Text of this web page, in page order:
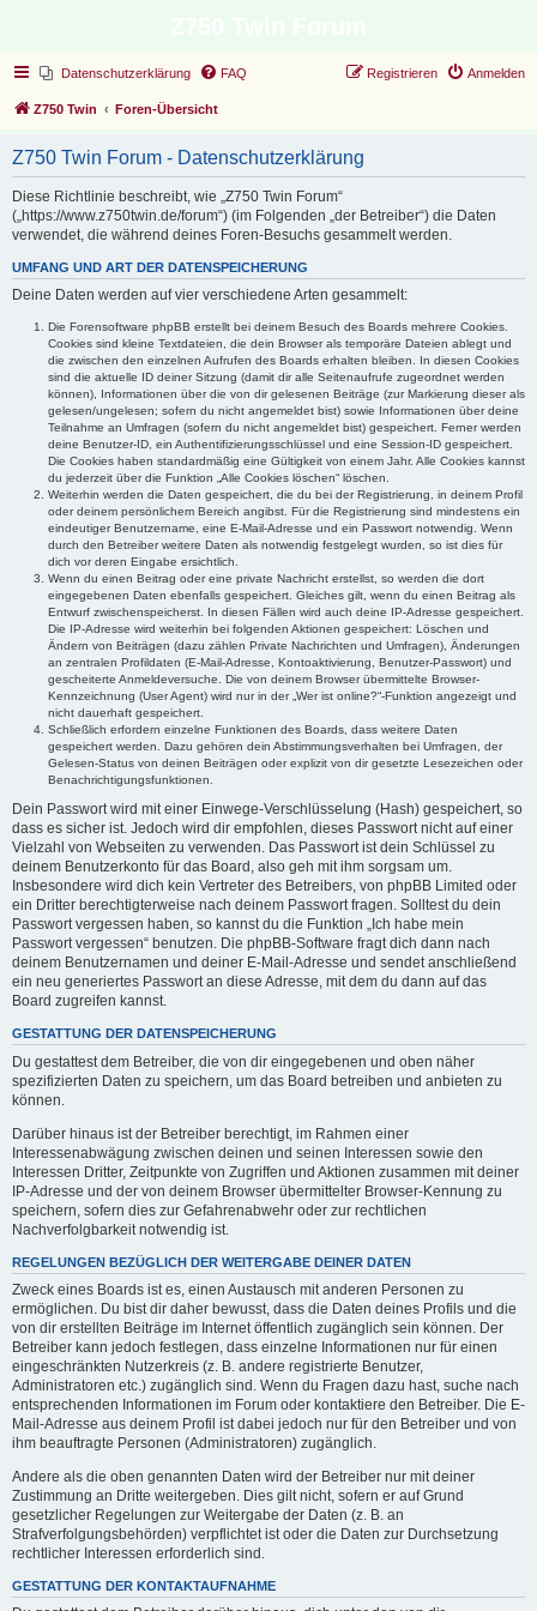
Datenschutzerklärung FAQ Anmelden
Registrieren
Z750 Twin Foren-Übersicht
Z750 Twin Forum - Datenschutzerklärung
Diese Richtlinie beschreibt, wie „Z750 Twin Forum“
(„https://www.z750twin.de/forum“) (im Folgenden „der Betreiber“) die Daten
verwendet, die während deines Foren-Besuchs gesammelt werden.
UMFANG UND ART DER DATENSPEICHERUNG
Deine Daten werden auf vier verschiedene Arten gesammelt:
Die Forensoftware phpBB erstellt bei deinem Besuch des Boards mehrere Cookies.
Cookies sind kleine Textdateien, die dein Browser als temporäre Dateien ablegt und
die zwischen den einzelnen Aufrufen des Boards erhalten bleiben. In diesen Cookies
sind die aktuelle ID deiner Sitzung (damit dir alle Seitenaufrufe zugeordnet werden
können), Informationen über die von dir gelesenen Beiträge (zur Markierung dieser als
gelesen/ungelesen; sofern du nicht angemeldet bist) sowie Informationen über deine
Teilnahme an Umfragen (sofern du nicht angemeldet bist) gespeichert. Ferner werden
deine Benutzer-ID, ein Authentifizierungsschlüssel und eine Session-ID gespeichert.
Die Cookies haben standardmäßig eine Gültigkeit von einem Jahr. Alle Cookies kannst
du jederzeit über die Funktion „Alle Cookies löschen“ löschen.
Weiterhin werden die Daten gespeichert, die du bei der Registrierung, in deinem Profil
oder deinem persönlichem Bereich angibst. Für die Registrierung sind mindestens ein
eindeutiger Benutzername, eine E-Mail-Adresse und ein Passwort notwendig. Wenn
durch den Betreiber weitere Daten als notwendig festgelegt wurden, so ist dies für
dich vor deren Eingabe ersichtlich.
Wenn du einen Beitrag oder eine private Nachricht erstellst, so werden die dort
eingegebenen Daten ebenfalls gespeichert. Gleiches gilt, wenn du einen Beitrag als
Entwurf zwischenspeicherst. In diesen Fällen wird auch deine IP-Adresse gespeichert.
Die IP-Adresse wird weiterhin bei folgenden Aktionen gespeichert: Löschen und
Ändern von Beiträgen (dazu zählen Private Nachrichten und Umfragen), Änderungen
an zentralen Profildaten (E-Mail-Adresse, Kontoaktivierung, Benutzer-Passwort) und
gescheiterte Anmeldeversuche. Die von deinem Browser übermittelte Browser-
Kennzeichnung (User Agent) wird nur in der „Wer ist online?“-Funktion angezeigt und
nicht dauerhaft gespeichert.
Schließlich erfordern einzelne Funktionen des Boards, dass weitere Daten
gespeichert werden. Dazu gehören dein Abstimmungsverhalten bei Umfragen, der
Gelesen-Status von deinen Beiträgen oder explizit von dir gesetzte Lesezeichen oder
Benachrichtigungsfunktionen.
Dein Passwort wird mit einer Einwege-Verschlüsselung (Hash) gespeichert, so
dass es sicher ist. Jedoch wird dir empfohlen, dieses Passwort nicht auf einer
Vielzahl von Webseiten zu verwenden. Das Passwort ist dein Schlüssel zu
deinem Benutzerkonto für das Board, also geh mit ihm sorgsam um.
Insbesondere wird dich kein Vertreter des Betreibers, von phpBB Limited oder
ein Dritter berechtigterweise nach deinem Passwort fragen. Solltest du dein
Passwort vergessen haben, so kannst du die Funktion „Ich habe mein
Passwort vergessen“ benutzen. Die phpBB-Software fragt dich dann nach
deinem Benutzernamen und deiner E-Mail-Adresse und sendet anschließend
ein neu generiertes Passwort an diese Adresse, mit dem du dann auf das
Board zugreifen kannst.
GESTATTUNG DER DATENSPEICHERUNG
Du gestattest dem Betreiber, die von dir eingegebenen und oben näher
spezifizierten Daten zu speichern, um das Board betreiben und anbieten zu
können.
Darüber hinaus ist der Betreiber berechtigt, im Rahmen einer
Interessenabwägung zwischen deinen und seinen Interessen sowie den
Interessen Dritter, Zeitpunkte von Zugriffen und Aktionen zusammen mit deiner
IP-Adresse und der von deinem Browser übermittelter Browser-Kennung zu
speichern, sofern dies zur Gefahrenabwehr oder zur rechtlichen
Nachverfolgbarkeit notwendig ist.
REGELUNGEN BEZÜGLICH DER WEITERGABE DEINER DATEN
Zweck eines Boards ist es, einen Austausch mit anderen Personen zu
ermöglichen. Du bist dir daher bewusst, dass die Daten deines Profils und die
von dir erstellten Beiträge im Internet öffentlich zugänglich sein können. Der
Betreiber kann jedoch festlegen, dass einzelne Informationen nur für einen
eingeschränkten Nutzerkreis (z. B. andere registrierte Benutzer,
Administratoren etc.) zugänglich sind. Wenn du Fragen dazu hast, suche nach
entsprechenden Informationen im Forum oder kontaktiere den Betreiber. Die E-
Mail-Adresse aus deinem Profil ist dabei jedoch nur für den Betreiber und von
ihm beauftragte Personen (Administratoren) zugänglich.
Andere als die oben genannten Daten wird der Betreiber nur mit deiner
Zustimmung an Dritte weitergeben. Dies gilt nicht, sofern er auf Grund
gesetzlicher Regelungen zur Weitergabe der Daten (z. B. an
Strafverfolgungsbehörden) verpflichtet ist oder die Daten zur Durchsetzung
rechtlicher Interessen erforderlich sind.
GESTATTUNG DER KONTAKTAUFNAHME